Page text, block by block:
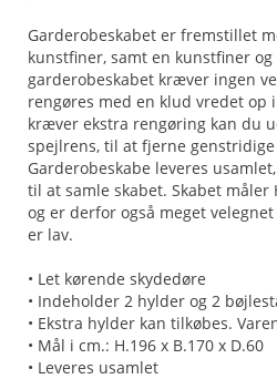
Garderobeskabet er fremstillet
kunstfiner, samt en kunstfiner
garderobeskabet kræver ingen
rengøres med en klud vredet op
kræver ekstra rengøring kan du
spejlrens, til at fjerne
Garderobeskabe leveres
til at samle skabet. Skabet måler
og er derfor også meget
er lav.
• Let kørende skydedøre
• Indeholder 2 hylder og 2
• Ekstra hylder kan tilkøbes.
• Mål i cm.: H.196 x B.170 x D.60
• Leveres usamlet